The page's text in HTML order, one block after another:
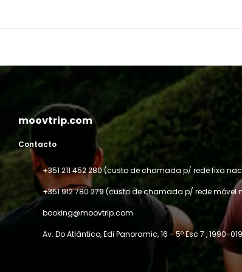
moovtrip.com
Contacto
+351 211 452 280 (custo de chamada p/ rede fixa
+351 912 780 279 (custo de chamada p/ rede móvel
booking@moovtrip.com
Av. Do Atlântico, Edi Panoramic, 16 - 5º Esc 7 , 1990-